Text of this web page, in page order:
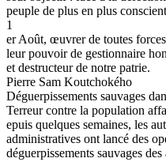
peuple de plus en plus
1
er Août, œuvrer de toutes
leur pouvoir de gestionnaire
et destructeur de notre patrie.
Pierre Sam Koutchokého
Déguerpissements sauvages
Terreur contre la population
epuis quelques semaines, les
administratives ont lancé des
déguerpissements sauvages